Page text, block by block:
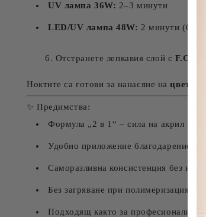
UV лампа 36W: 2–3 минути
LED/UV лампа 48W: 2 минути
Отстранете лепкавия слой с F.O.X
Ноктите са готови за нанасяне нацветен
✨ Предимства:
Формула „2 в 1“ – сила на акрил и
Удобно приложение благодарение на
Саморазливна консистенция без
Без загряване при полимеризация
Подходящ както за